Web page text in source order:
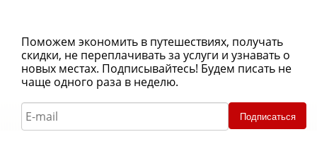
Поможем экономить в путешествиях, получать
скидки, не переплачивать за услуги и узнавать о
новых местах. Подписывайтесь! Будем писать не
чаще одного раза в неделю.
Подписаться